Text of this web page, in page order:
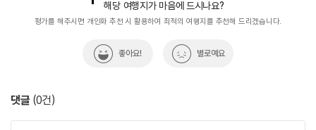
해당 여행지가 마음에 드시나요?
평가를 해주시면 개인화 추천 시 활용하여 최적의 여행지를 추천해 드리겠습니다.
좋아요! 별로예요
댓글 (0건)